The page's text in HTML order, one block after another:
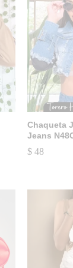
Chaqueta
Jeans
$ 48